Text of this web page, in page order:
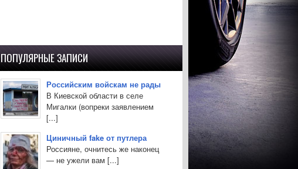
ПОПУЛЯРНЫЕ ЗАПИСИ
Российским войскам не рады
В Киевской области в селе
Мигалки (вопреки заявлением
[...]
Циничный fake от путлера
Россияне, очнитесь же наконец
— не ужели вам [...]